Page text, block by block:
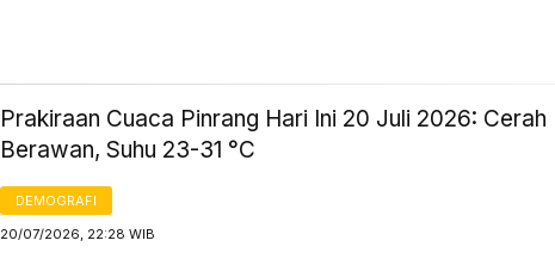
Prakiraan Cuaca Pinrang Hari Ini 20 Juli 2026: Cerah
Berawan, Suhu 23-31 °C
DEMOGRAFI
20/07/2026, 22:28 WIB